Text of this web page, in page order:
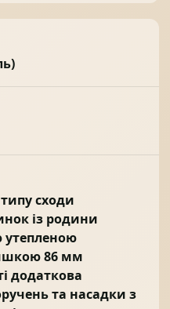
сходи
із родини
утепленою
86 мм
додаткова
та насадки з